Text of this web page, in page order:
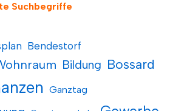
Suchbegriffe
Bendestorf
Bildung Bossard
Ganztag